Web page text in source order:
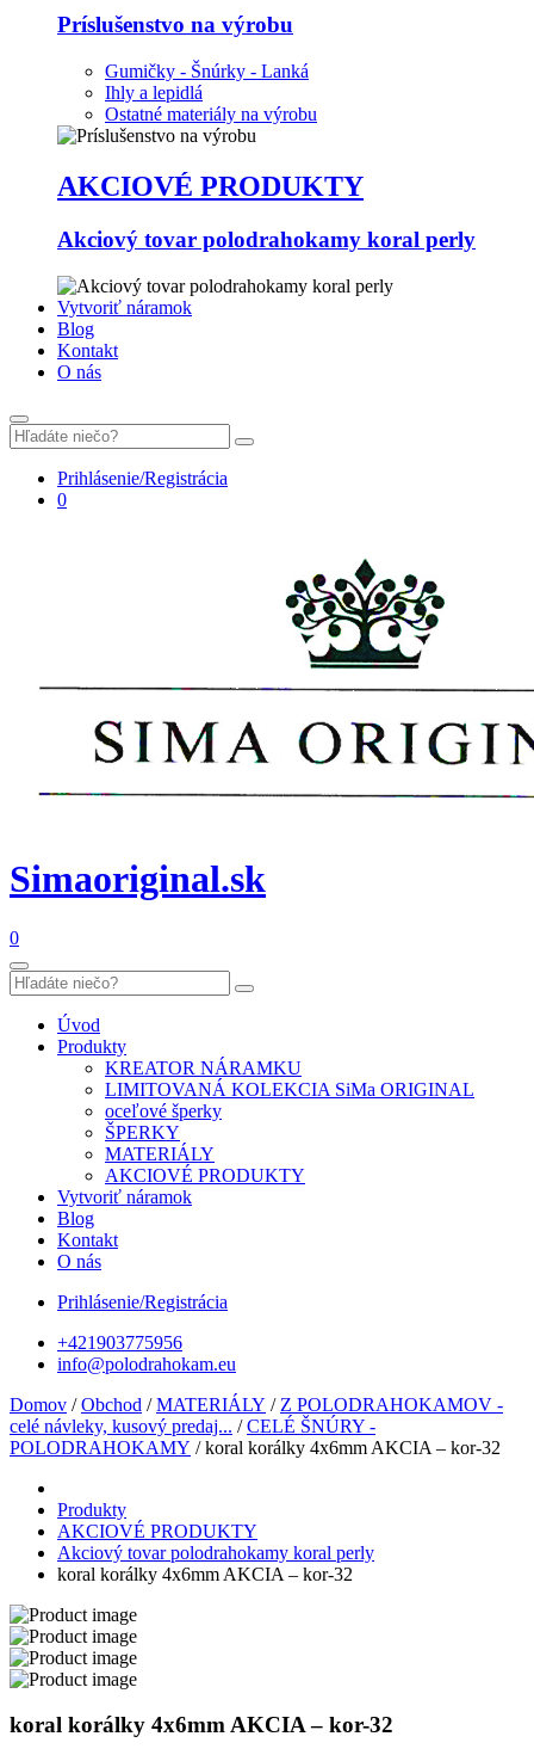
Príslušenstvo na výrobu
Gumičky - Šnúrky - Lanká
Ihly a lepidlá
Ostatné materiály na výrobu
AKCIOVÉ PRODUKTY
Akciový tovar polodrahokamy koral perly
Vytvoriť náramok
Blog
Kontakt
O nás
Prihlásenie/Registrácia
0
Simaoriginal.sk
0
Úvod
Produkty
KREATOR NÁRAMKU
LIMITOVANÁ KOLEKCIA SiMa ORIGINAL
oceľové šperky
ŠPERKY
MATERIÁLY
AKCIOVÉ PRODUKTY
Vytvoriť náramok
Blog
Kontakt
O nás
Prihlásenie/Registrácia
+421903775956
info@polodrahokam.eu
Domov /Obchod /MATERIÁLY / Z POLODRAHOKAMOV -
celé návleky, kusový predaj... /CELÉ ŠNÚRY -
POLODRAHOKAMY / koral korálky 4x6mm AKCIA – kor-32
Produkty
AKCIOVÉ PRODUKTY
Akciový tovar polodrahokamy koral perly
koral korálky 4x6mm AKCIA – kor-32
koral korálky 4x6mm AKCIA – kor-32